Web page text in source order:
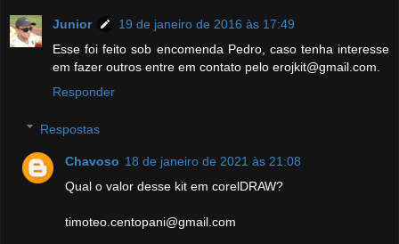
Junior
19 de janeiro de 2016 às 17:49
Esse foi feito sob encomenda Pedro, caso tenha interesse
em fazer outros entre em contato pelo erojkit@gmail.com.
Responder
Respostas
Chavoso 18 de janeiro de 2021 às 21:08
Qual o valor desse kit em corelDRAW?
timoteo.centopani@gmail.com